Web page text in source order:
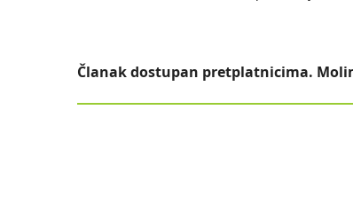
Članak dostupan pretplatnicima.